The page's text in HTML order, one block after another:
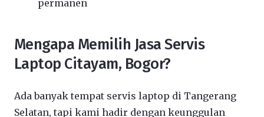
permanen
Mengapa Memilih Jasa Servis
Laptop Citayam, Bogor?
Ada banyak tempat servis laptop di Tangerang
Selatan, tapi kami hadir dengan keunggulan